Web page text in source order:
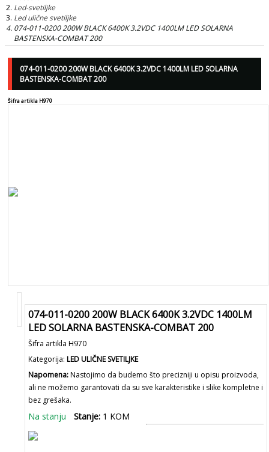
Led-svetiljke
Led ulične svetiljke
074-011-0200 200W BLACK 6400K 3.2VDC 1400LM LED SOLARNA
BASTENSKA-COMBAT 200
074-011-0200 200W BLACK 6400K 3.2VDC 1400LM LED SOLARNA
BASTENSKA-COMBAT 200
Šifra artikla H970
074-011-0200 200W BLACK 6400K 3.2VDC 1400LM
LED SOLARNA BASTENSKA-COMBAT 200
Šifra artikla H970
Kategorija: LED ULIČNE SVETILJKE
Napomena:Nastojimo da budemo što precizniji u opisu proizvoda,
ali ne možemo garantovati da su sve karakteristike i slike kompletne i
bez grešaka.
Na stanju Stanje: 1 KOM